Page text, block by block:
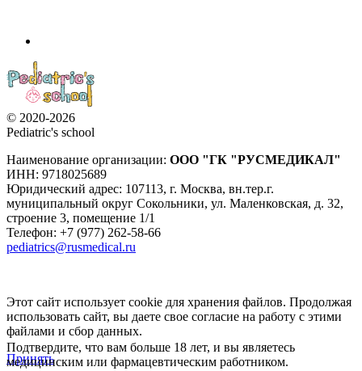
© 2020-2026
Pediatric's school
Наименование организации: ООО "ГК "РУСМЕДИКАЛ"
ИНН: 9718025689
Юридический адрес: 107113, г. Москва, вн.тер.г.
муниципальный округ Сокольники, ул. Маленковская, д. 32,
строение 3, помещение 1/1
Телефон: +7 (977) 262-58-66
pediatrics@rusmedical.ru
Этот сайт использует cookie для хранения файлов. Продолжая
использовать сайт, вы даете свое согласие на работу с этими
файлами и сбор данных.
Принять
Подтвердите, что вам больше 18 лет, и вы являетесь
медицинским или фармацевтическим работником.